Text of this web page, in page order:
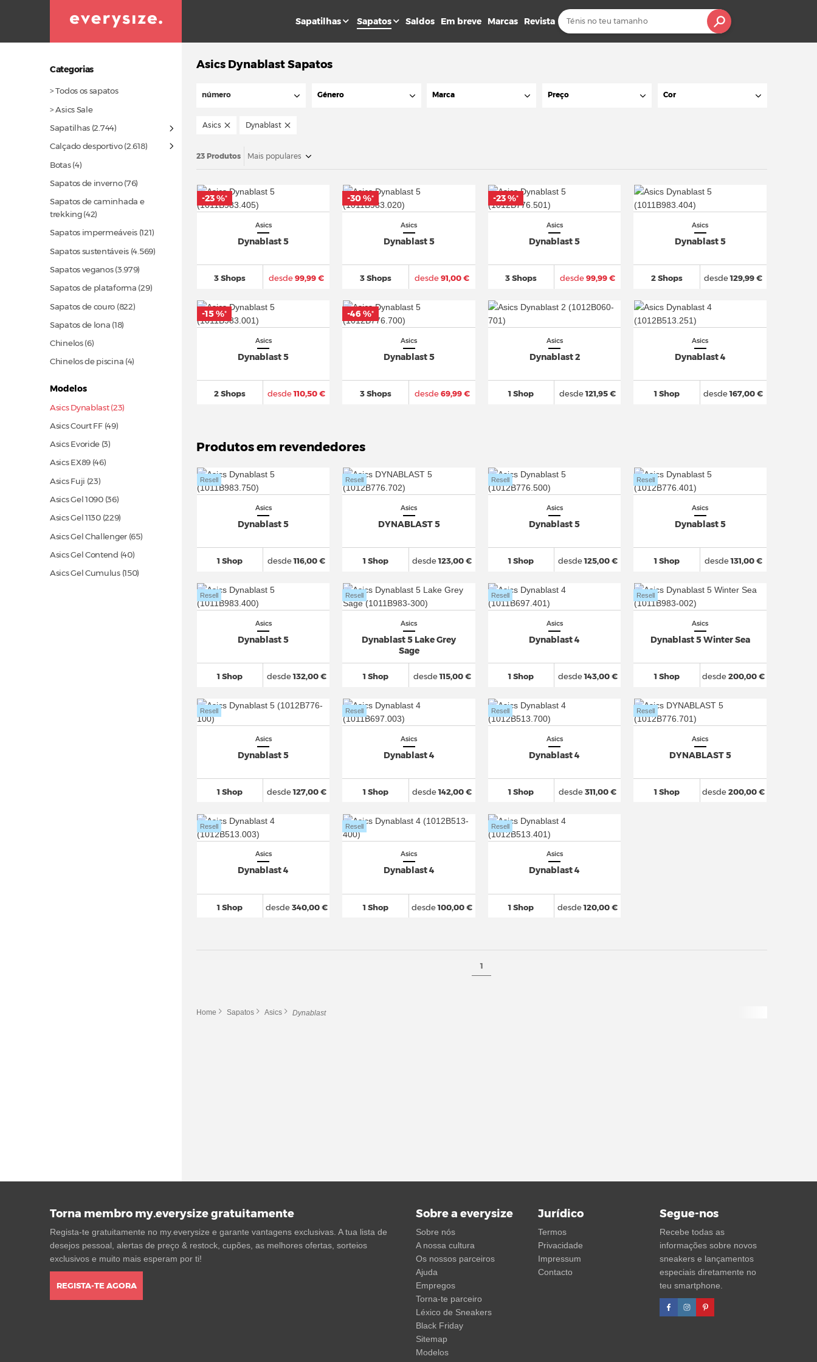
Sapatilhas Sapatos Saldos Em breve Marcas Revista
Categorias
> Todos os sapatos
> Asics Sale
Sapatilhas (2.744)
Calçado desportivo(2.618)
Botas (4)
Sapatos de inverno(76)
Sapatos de caminhada e
trekking(42)
Sapatos impermeáveis (121)
Sapatos sustentáveis (4.569)
Sapatos veganos(3.979)
Sapatos de plataforma (29)
Sapatos de couro (822)
Sapatos de lona (18)
Chinelos (6)
Chinelos de piscina (4)
Modelos
Asics Dynablast (23)
Asics Court FF(49)
Asics Evoride (3)
Asics EX89 (46)
Asics Fuji (23)
Asics Gel 1090(36)
Asics Gel 1130(229)
Asics Gel Challenger (65)
Asics Gel Contend (40)
Asics Gel Cumulus(150)
Asics Metaspeed(51)
Asics Noosa(57)
Asics Novablast(67)
Asics Novablast 5
Asics Patriot(59)
Asics Skyhand OG(43)
Asics Dynablast Sapatos
número Género Marca Preço Cor
Asics Dynablast
23 Produtos Mais populares
Asics
Dynablast 5
3 Shops desde99,99 €
-23 %*
Asics
Dynablast 5
3 Shops desde91,00 €
-30 %*
Asics
Dynablast 5
3 Shops desde99,99 €
-23 %*
Asics
Dynablast 5
2 Shops desde129,99 €
Asics
Dynablast 5
2 Shops desde110,50 €
-15 %*
Asics
Dynablast 5
3 Shops desde69,99 €
-46 %*
Asics
Dynablast 2
1 Shop desde121,95 €
Asics
Dynablast 4
1 Shop desde167,00 €
Produtos em revendedores
Asics
Dynablast 5
1 Shop
Resell
desde116,00 €
Asics
DYNABLAST 5
1 Shop
Resell
desde123,00 €
Asics
Dynablast 5
1 Shop
Resell
desde125,00 €
Asics
Dynablast 5
1 Shop
Resell
desde131,00 €
Asics
Dynablast 5
1 Shop
Resell
desde132,00 €
Asics
Dynablast 5 Lake Grey
Sage
1 Shop
Resell
desde115,00 €
Asics
Dynablast 4
1 Shop
Resell
desde143,00 €
Asics
Dynablast 5 Winter Sea
1 Shop
Resell
desde200,00 €
Asics
Dynablast 5
1 Shop
Resell
desde127,00 €
Asics
Dynablast 4
1 Shop
Resell
desde142,00 €
Asics
Dynablast 4
1 Shop
Resell
desde311,00 €
Asics
DYNABLAST 5
1 Shop
Resell
desde200,00 €
Asics
Dynablast 4
1 Shop
Resell
desde340,00 €
Asics
Dynablast 4
1 Shop
Resell
desde100,00 €
Asics
Dynablast 4
1 Shop
Resell
desde120,00 €
1
Home Sapatos Asics Dynablast
Torna membro my.everysize gratuitamente
Regista-te gratuitamente no my.everysize e garante vantagens exclusivas. A tua lista de
desejos pessoal, alertas de preço & restock, cupões, as melhores ofertas, sorteios
exclusivos e muito mais esperam por ti!
REGISTA-TE AGORA
Sobre a everysize
Sobre nós
A nossa cultura
Os nossos parceiros
Ajuda
Empregos
Torna-te parceiro
Léxico de Sneakers
Black Friday
Sitemap
Modelos
Jurídico
Termos
Privacidade
Impressum
Contacto
Segue-nos
Recebe todas as
informações sobre novos
sneakers e lançamentos
especiais diretamente no
teu smartphone.